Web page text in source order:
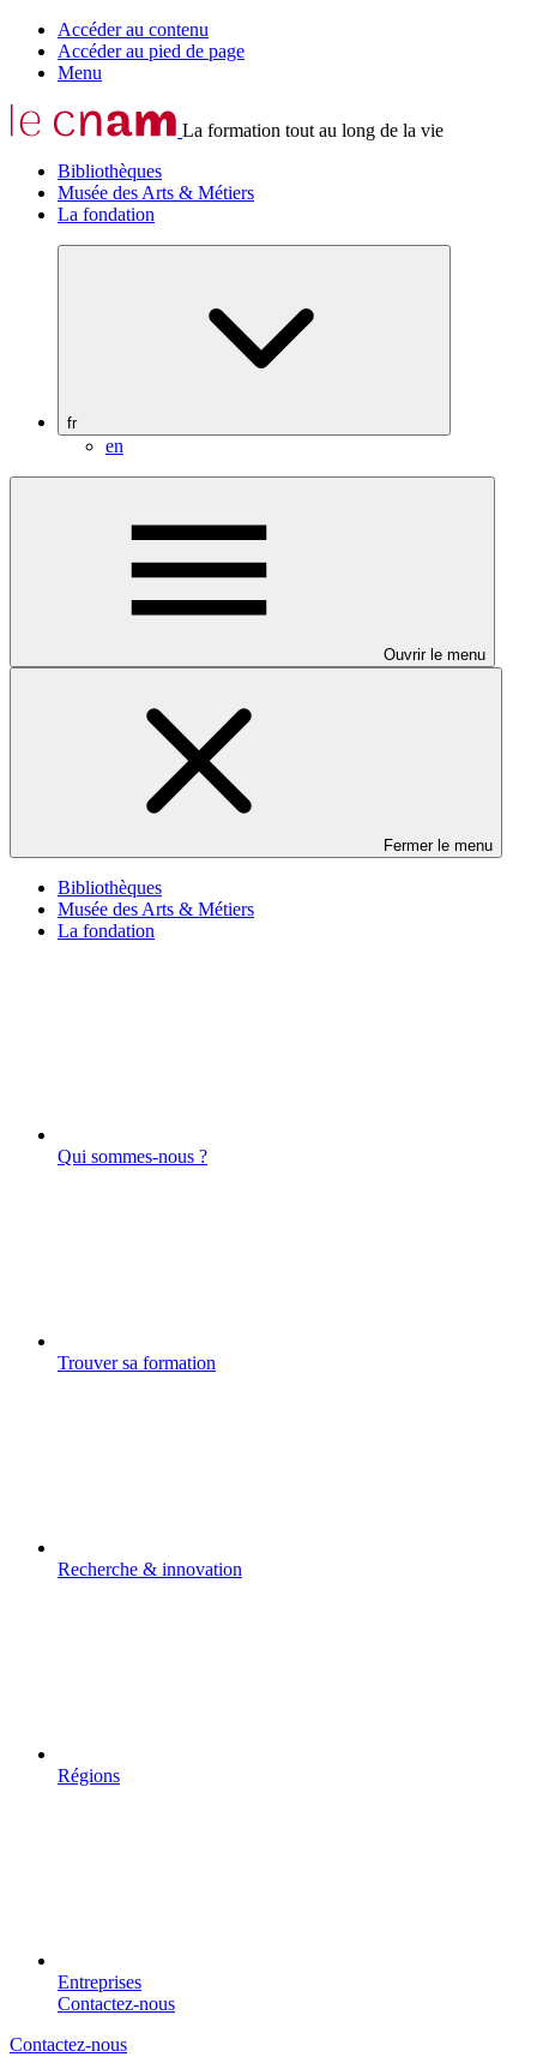
Accéder au contenu
Accéder au pied de page
Menu
La formation tout au long de la vie
Bibliothèques
Musée des Arts & Métiers
La fondation
fr
en
Ouvrir le menu
Fermer le menu
Bibliothèques
Musée des Arts & Métiers
La fondation
Qui sommes-nous ?
Trouver sa formation
Recherche & innovation
Régions
Entreprises
Contactez-nous
Contactez-nous